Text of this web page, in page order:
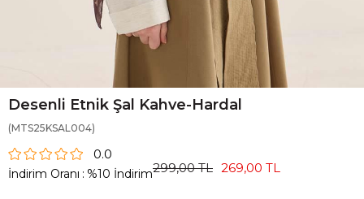
Desenli Etnik Şal Kahve-Hardal
(MTS25KSAL004)
0.0
İndirim Oranı : %10 İndirim299,00 TL 269,00 TL